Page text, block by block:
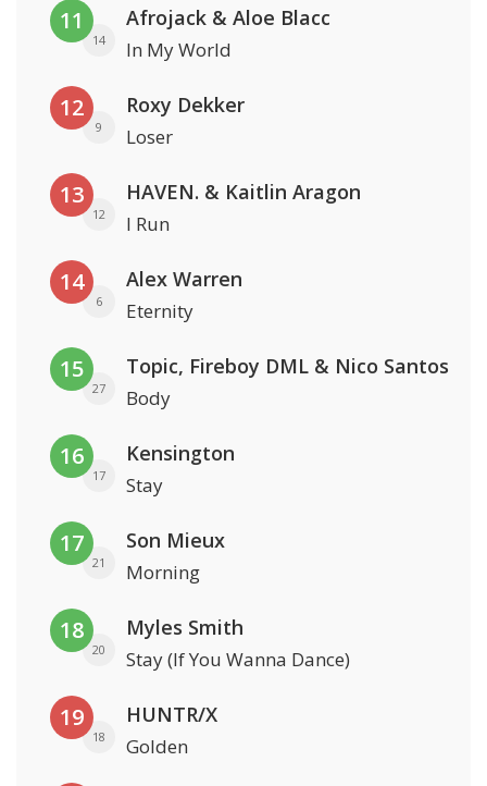
11
14
Afrojack & Aloe Blacc
In My World
12
9
Roxy Dekker
Loser
13
12
HAVEN. & Kaitlin Aragon
I Run
14
6
Alex Warren
Eternity
15
27
Topic, Fireboy DML & Nico Santos
Body
16
17
Kensington
Stay
17
21
Son Mieux
Morning
18
20
Myles Smith
Stay (If You Wanna Dance)
19
18
HUNTR/X
Golden